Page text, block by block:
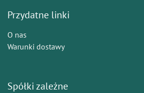
Przydatne linki
O nas
Warunki dostawy
Spółki zależne